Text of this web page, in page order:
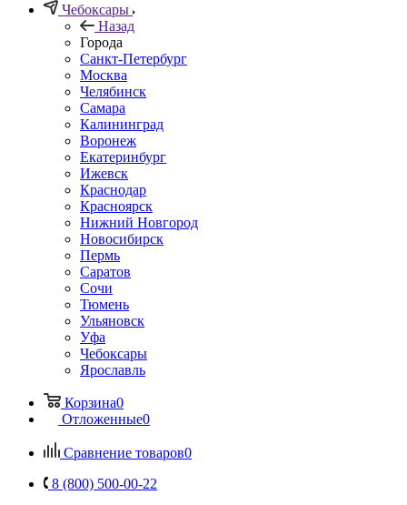
Чебоксары
Назад
Города
Санкт-Петербург
Москва
Челябинск
Самара
Калининград
Воронеж
Екатеринбург
Ижевск
Краснодар
Красноярск
Нижний Новгород
Новосибирск
Пермь
Саратов
Сочи
Тюмень
Ульяновск
Уфа
Чебоксары
Ярославль
Корзина0
Отложенные0
Сравнение товаров0
8 (800) 500-00-22